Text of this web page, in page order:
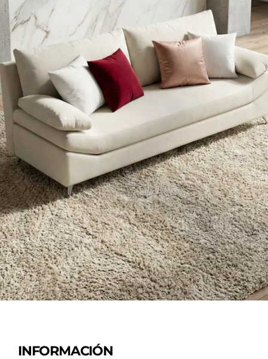
INFORMACIÓN